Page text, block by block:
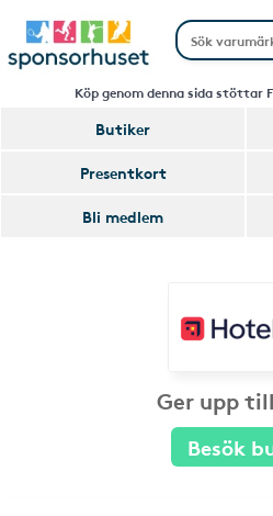
Köp genom denna sida
Butiker
Presentkort
Bli medlem
Ger upp
Besök